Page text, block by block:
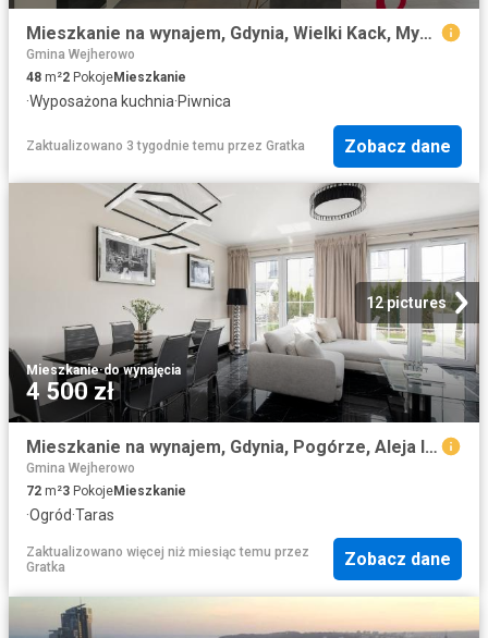
Mieszkanie na wynajem, Gdynia, Wielki Kack, Myśliwska
Gmina Wejherowo
48 m²2 PokojeMieszkanie
·Wyposażona kuchnia·Piwnica
Zaktualizowano 3 tygodnie temu przez Gratka Zobacz dane
12 pictures
Mieszkanie·do wynajęcia
4 500 zł
Mieszkanie na wynajem, Gdynia, Pogórze, Aleja Iberyjska
Gmina Wejherowo
72 m²3 PokojeMieszkanie
·Ogród·Taras
Zaktualizowano więcej niż miesiąc temu przez
Gratka
Zobacz dane